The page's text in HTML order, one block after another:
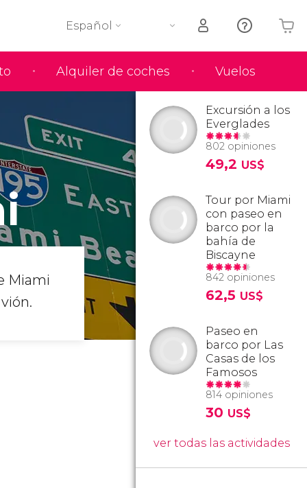
Alquiler de coches Vuelos
Español
Tu carrito está vacío
Miami
Excursión a los
Everglades
802 opiniones
49,2 US$
Tour por Miami
con paseo en
barco por la
bahía de
Biscayne
842 opiniones
62,5 US$
Paseo en
barco por Las
Casas de los
Famosos
814 opiniones
30 US$
ver todas las actividades